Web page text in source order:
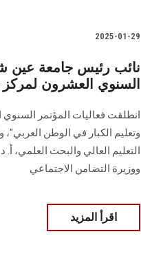
2025-01-29
نائب رئيس جامعة عين
السنوي العشرون لمركز
انطلقت فعاليات المؤتمر السنوي
وتعليم الكبار في الوطن
التعليم العالي والبحث العلمي،
ووزيرة التضامن الاجتماعي
اقرأ المزيد